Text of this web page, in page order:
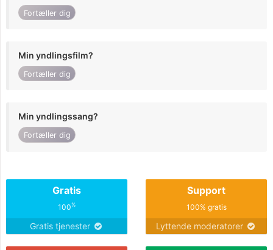
Fortæller dig
Min yndlingsfilm?
Fortæller dig
Min yndlingssang?
Fortæller dig
Gratis
100%
Gratis tjenester
Support
100% gratis
Lyttende moderatorer